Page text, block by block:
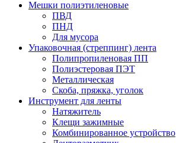
Мешки полиэтиленовые
ПВД
ПНД
Для мусора
Упаковочная (стреппинг) лента
Полипропиленовая ПП
Полиэстеровая ПЭТ
Металлическая
Скоба, пряжка, уголок
Инструмент для ленты
Натяжитель
Клещи зажимные
Комбинированное устройство